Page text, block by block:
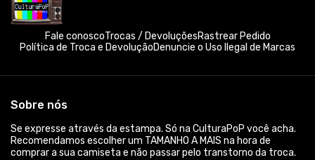
Fale conoscoTrocas / DevoluçõesRastrear Pedido
Política de Troca e DevoluçãoDenuncie o Uso Ilegal de Marcas
Sobre nós
Se expresse através da estampa. Só na CulturaPoP você acha.
Recomendamos escolher um TAMANHO A MAIS na hora de
comprar a sua camiseta e não passar pelo transtorno da troca.